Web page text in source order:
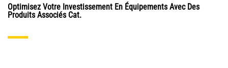
Optimisez Votre Investissement En Équipements Avec Des
Produits Associés Cat.